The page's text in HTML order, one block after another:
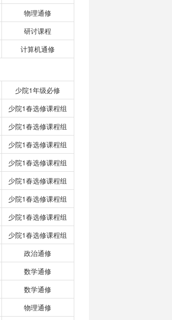
物理通修
研讨课程
计算机通修
少院1年级必修
少院1春选修课程组
少院1春选修课程组
少院1春选修课程组
少院1春选修课程组
少院1春选修课程组
少院1春选修课程组
少院1春选修课程组
少院1春选修课程组
政治通修
数学通修
数学通修
物理通修